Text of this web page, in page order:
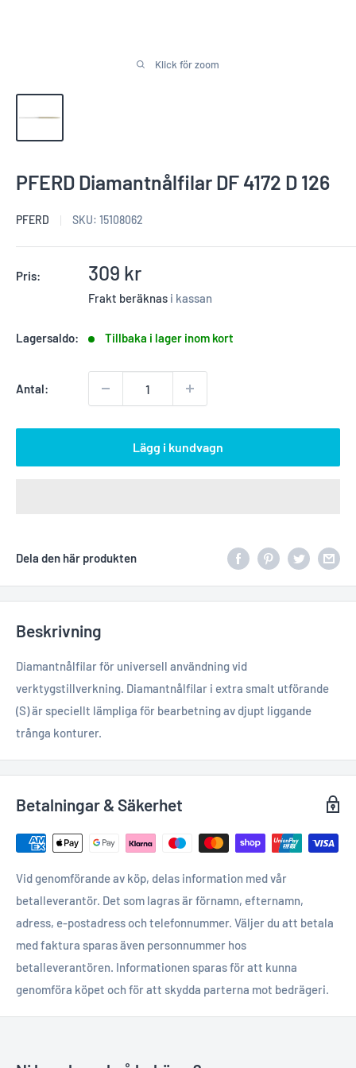
Klick för zoom
PFERD Diamantnålfilar DF 4172 D 126
PFERD SKU: 15108062
Pris: Reapris
309 kr
Frakt beräknas i kassan
Lagersaldo: Tillbaka i lager inom kort
Antal:
Lägg i kundvagn
Dela den här produkten
Beskrivning
Diamantnålfilar för universell användning vid
verktygstillverkning. Diamantnålfilar i extra smalt utförande
(S) är speciellt lämpliga för bearbetning av djupt liggande
trånga konturer.
Betalningar & Säkerhet
Vid genomförande av köp, delas information med vår
betalleverantör. Det som lagras är förnamn, efternamn,
adress, e-postadress och telefonnummer. Väljer du att betala
med faktura sparas även personnummer hos
betalleverantören. Informationen sparas för att kunna
genomföra köpet och för att skydda parterna mot bedrägeri.